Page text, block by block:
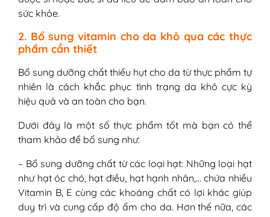
sức khỏe.
2. Bổ sung vitamin cho da khô qua các thực
phẩm cần thiết
Bổ sung dưỡng chất thiếu hụt cho da từ thực phẩm tự
nhiên là cách khắc phục tình trạng da khô cực kỳ
hiệu quả và an toàn cho bạn.
Dưới đây là một số thực phẩm tốt mà bạn có thể
tham khảo để bổ sung như:
– Bổ sung dưỡng chất từ các loại hạt: Những loại hạt
như hạt óc chó, hạt điều, hạt hạnh nhân,… chứa nhiều
Vitamin B, E cùng các khoáng chất có lợi khác giúp
duy trì và cung cấp độ ẩm cho da. Hơn thế nữa, các